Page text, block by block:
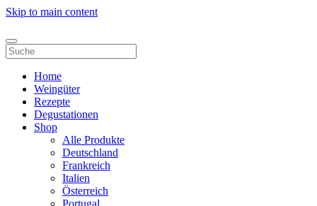
Skip to main content
Home
Weingüter
Rezepte
Degustationen
Shop
Alle Produkte
Deutschland
Frankreich
Italien
Österreich
Portugal